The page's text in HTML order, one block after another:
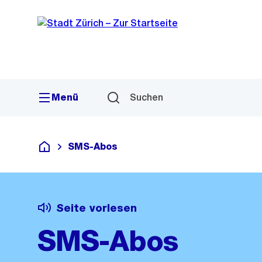
Navigation
Sprunglink
Menü Suchen
Deutsch
SMS-Abos
Seite vorlesen
SMS-Abos